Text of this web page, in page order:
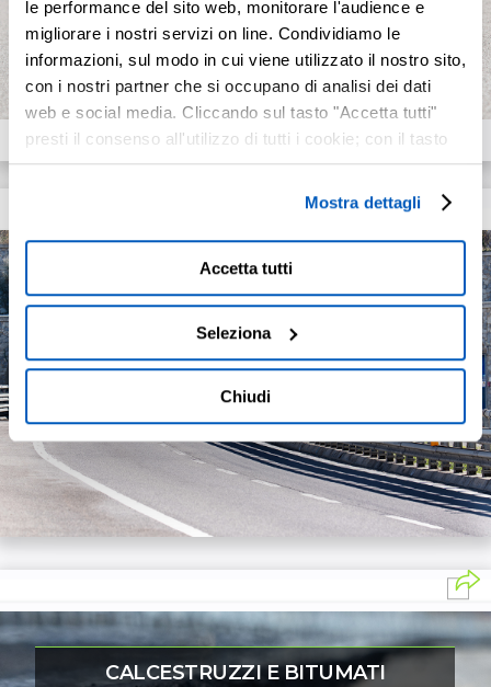
le performance del sito web, monitorare l'audience e
migliorare i nostri servizi on line. Condividiamo le
informazioni, sul modo in cui viene utilizzato il nostro sito,
con i nostri partner che si occupano di analisi dei dati
web e social media. Cliccando sul tasto "Accetta tutti"
presti il consenso all'utilizzo di tutti i cookie; con il tasto
"Seleziona" puoi selezionare i cookie a cui prestare il
consenso; con il tasto "Chiudi" o cliccando la “X” in alto a
destra puoi continuare la navigazione solo con l'utilizzo
dei cookie necessari. Per saperne di più ed
eventualmente modificare il tuo consenso, consulta
l'Informativa suCookiesePrivacy. È possibile
liberamente prestare, rifiutare o revocare il proprio
Mostra Dettagli.
Mostra dettagli
Accetta tutti
Seleziona
Chiudi
MANUTENZIONI AUTOSTRADALI
GALLERIE
CALCESTRUZZI E BITUMATI